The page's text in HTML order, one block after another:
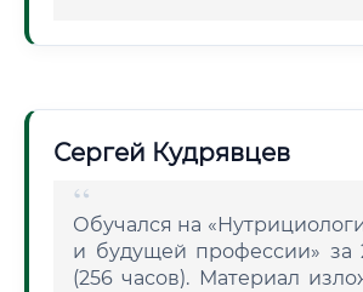
Сергей Кудрявцев
Обучался на
и будущей профессии» за
(256 часов). Материал